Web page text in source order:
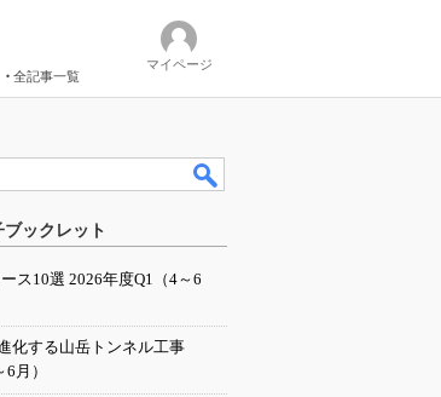
全記事一覧
マイページ
ックレット
ス10選 2026年度Q1（4～6
化する山岳トンネル工事
月）